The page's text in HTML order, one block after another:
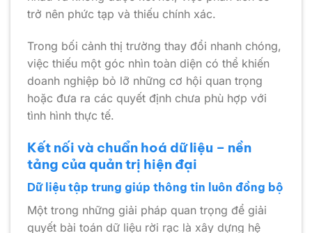
trở nên phức tạp và thiếu chính xác.
Trong bối cảnh thị trường thay đổi nhanh chóng,
việc thiếu một góc nhìn toàn diện có thể khiến
doanh nghiệp bỏ lỡ những cơ hội quan trọng
hoặc đưa ra các quyết định chưa phù hợp với
tình hình thực tế.
Kết nối và chuẩn hoá dữ liệu – nền
tảng của quản trị hiện đại
Dữ liệu tập trung giúp thông tin luôn đồng bộ
Một trong những giải pháp quan trọng để giải
quyết bài toán dữ liệu rời rạc là xây dựng hệ